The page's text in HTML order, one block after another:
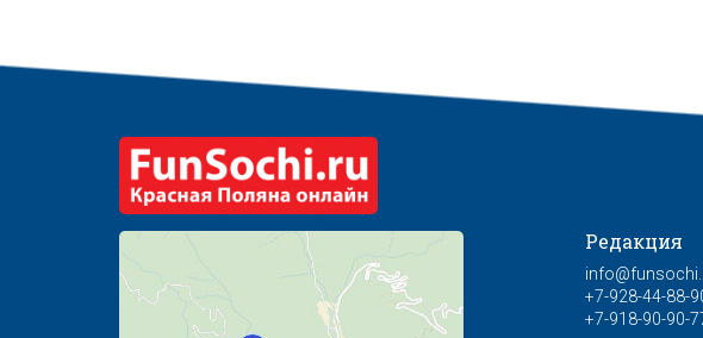
Редакция
+7-928-44-88-
+7-918-90-90-